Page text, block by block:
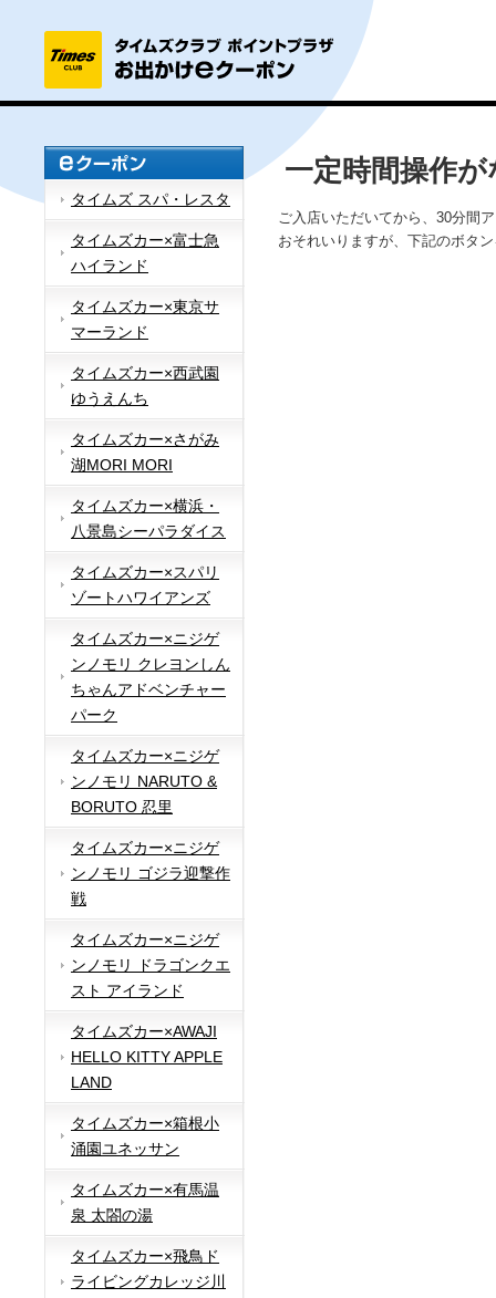
タイムズ スパ・レスタ
タイムズカー×富士急
ハイランド
タイムズカー×東京サ
マーランド
タイムズカー×西武園
ゆうえんち
タイムズカー×さがみ
湖MORI MORI
タイムズカー×横浜・
八景島シーパラダイス
タイムズカー×スパリ
ゾートハワイアンズ
タイムズカー×ニジゲ
ンノモリ クレヨンしん
ちゃんアドベンチャー
パーク
タイムズカー×ニジゲ
ンノモリ NARUTO &
BORUTO 忍里
タイムズカー×ニジゲ
ンノモリ ゴジラ迎撃作
戦
タイムズカー×ニジゲ
ンノモリ ドラゴンクエ
スト アイランド
タイムズカー×AWAJI
HELLO KITTY APPLE
LAND
タイムズカー×箱根小
涌園ユネッサン
タイムズカー×有馬温
泉 太閤の湯
タイムズカー×飛鳥ド
ライビングカレッジ川
一定時間操作
ご入店いただいてから、30分間
おそれいりますが、下記のボタ